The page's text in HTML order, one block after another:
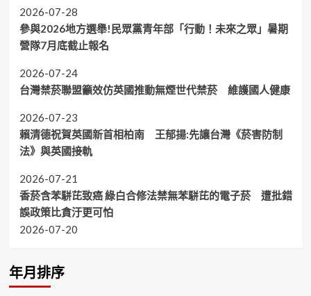
2026-07-28
參與2026地方選舉!民眾黨青年部「行動！未來之眾」暑期
營隊7月底截止報名
2026-07-24
台灣禁菸聯盟籲效仿英國推動無煙世代禁菸 維護國人健康
2026-07-23
賴清德祝賀英國新首相柏南 王郁揚:先讓台灣《菸害防制
法》與英國接軌
2026-07-21
香菸含苯駢芘致癌 綠白合修法禁無苯駢芘的電子菸 遭批錯
誤政策比貪汙更可怕
2026-07-20
年月排序